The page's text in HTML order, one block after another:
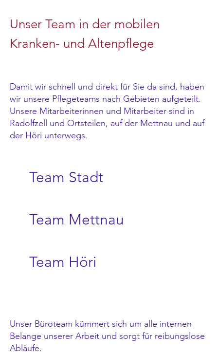
Unser Team in der mobilen
Kranken- und Altenpflege
Damit wir schnell und direkt für Sie da sind, haben
wir unsere Pflegeteams nach Gebieten aufgeteilt.
Unsere Mitarbeiterinnen und Mitarbeiter sind in
Radolfzell und Ortsteilen, auf der Mettnau und auf
der Höri unterwegs.
Team Stadt
Team Mettnau
Team Höri
Unser Büroteam kümmert sich um alle internen
Belange unserer Arbeit und sorgt für reibungslose
Abläufe.